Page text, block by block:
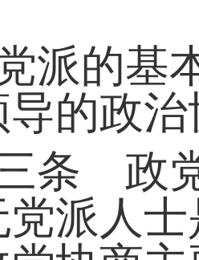
人士是
社会有
派的基
导的政